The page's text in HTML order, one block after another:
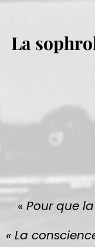
La
« Pour que
« La